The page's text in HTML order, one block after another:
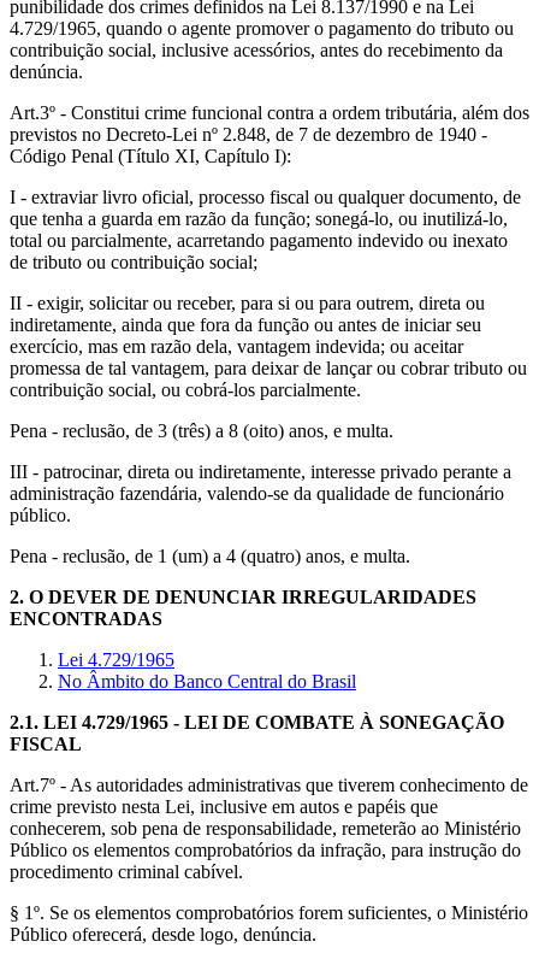
punibilidade dos crimes definidos na Lei 8.137/1990 e na Lei
4.729/1965, quando o agente promover o pagamento do tributo ou
contribuição social, inclusive acessórios, antes do recebimento da
denúncia.
Art.3º - Constitui crime funcional contra a ordem tributária, além dos
previstos no Decreto-Lei nº 2.848, de 7 de dezembro de 1940 -
Código Penal (Título XI, Capítulo I):
I - extraviar livro oficial, processo fiscal ou qualquer documento, de
que tenha a guarda em razão da função; sonegá-lo, ou inutilizá-lo,
total ou parcialmente, acarretando pagamento indevido ou inexato
de tributo ou contribuição social;
II - exigir, solicitar ou receber, para si ou para outrem, direta ou
indiretamente, ainda que fora da função ou antes de iniciar seu
exercício, mas em razão dela, vantagem indevida; ou aceitar
promessa de tal vantagem, para deixar de lançar ou cobrar tributo ou
contribuição social, ou cobrá-los parcialmente.
Pena - reclusão, de 3 (três) a 8 (oito) anos, e multa.
III - patrocinar, direta ou indiretamente, interesse privado perante a
administração fazendária, valendo-se da qualidade de funcionário
público.
Pena - reclusão, de 1 (um) a 4 (quatro) anos, e multa.
2. O DEVER DE DENUNCIAR IRREGULARIDADES
ENCONTRADAS
Lei 4.729/1965
No Âmbito do Banco Central do Brasil
2.1. LEI 4.729/1965 - LEI DE COMBATE À SONEGAÇÃO
FISCAL
Art.7º - As autoridades administrativas que tiverem conhecimento de
crime previsto nesta Lei, inclusive em autos e papéis que
conhecerem, sob pena de responsabilidade, remeterão ao Ministério
Público os elementos comprobatórios da infração, para instrução do
procedimento criminal cabível.
§ 1º. Se os elementos comprobatórios forem suficientes, o Ministério
Público oferecerá, desde logo, denúncia.